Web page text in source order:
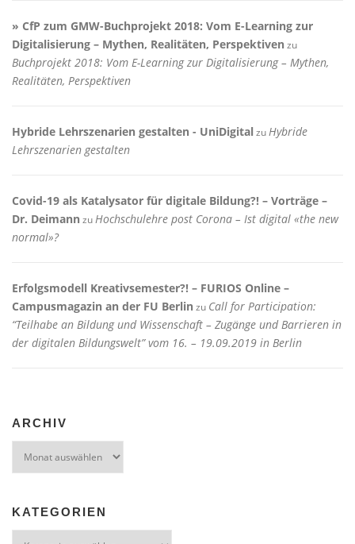
» CfP zum GMW-Buchprojekt 2018: Vom E-Learning zur
Digitalisierung – Mythen, Realitäten, Perspektiven zu
Buchprojekt 2018: Vom E-Learning zur Digitalisierung – Mythen,
Realitäten, Perspektiven
Hybride Lehrszenarien gestalten - UniDigitalzuHybride
Lehrszenarien gestalten
Covid-19 als Katalysator für digitale Bildung?! – Vorträge –
Dr. Deimann zuHochschulehre post Corona – Ist digital «the new
normal»?
Erfolgsmodell Kreativsemester?! – FURIOS Online –
Campusmagazin an der FU Berlin zu Call for Participation:
“Teilhabe an Bildung und Wissenschaft – Zugänge und Barrieren in
der digitalen Bildungswelt” vom 16. – 19.09.2019 in Berlin
ARCHIV
KATEGORIEN